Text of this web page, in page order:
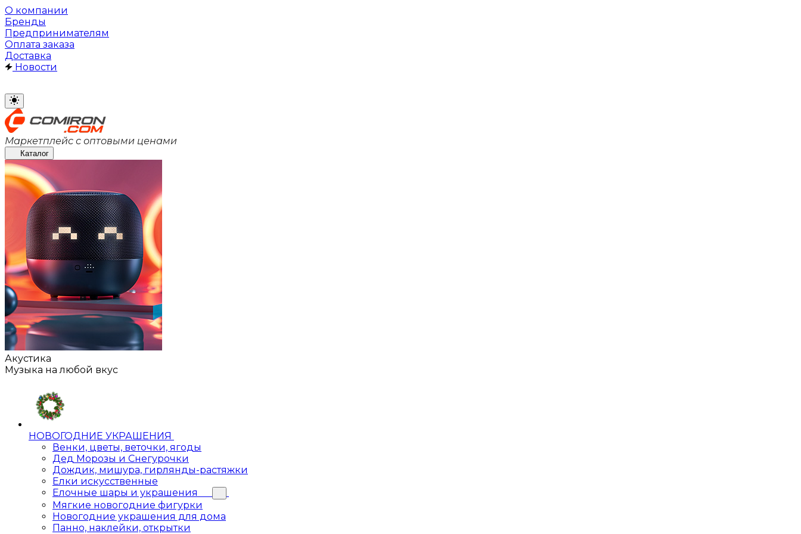
О компании
Бренды
Предпринимателям
Оплата заказа
Доставка
Новости
Маркетплейс с оптовыми ценами
Каталог
Акустика
Музыка на любой вкус
НОВОГОДНИЕ УКРАШЕНИЯ
Венки, цветы, веточки, ягоды
Дед Морозы и Снегурочки
Дождик, мишура, гирлянды-растяжки
Елки искусственные
Елочные шары и украшения
Мягкие новогодние фигурки
Новогодние украшения для дома
Панно, наклейки, открытки